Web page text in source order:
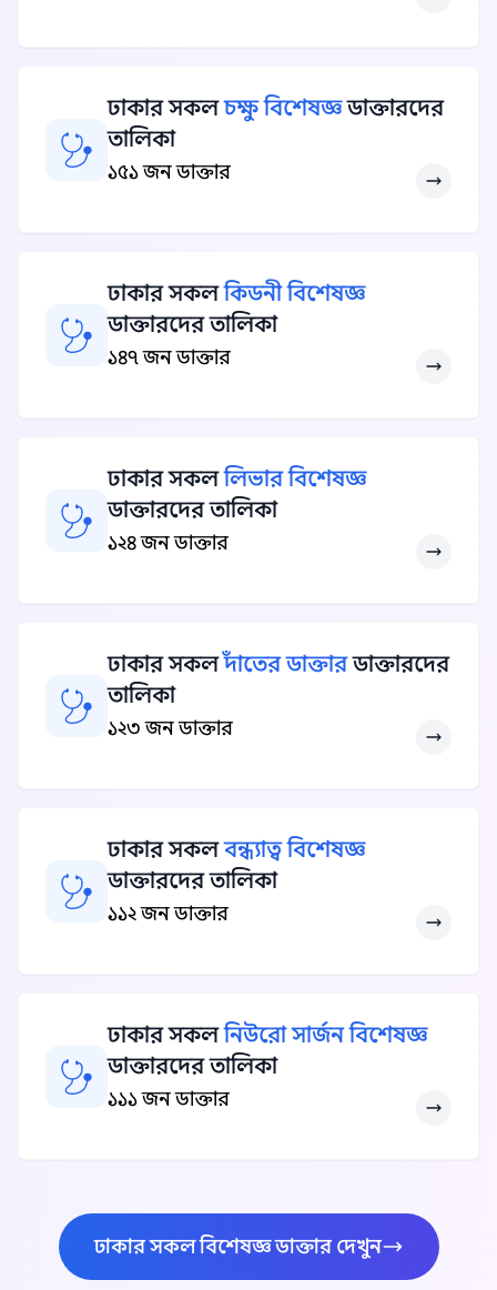
ঢাকার সকলচক্ষু বিশেষজ্ঞডাক্তারদের
তালিকা
১৫১ জন ডাক্তার
ঢাকার সকলকিডনী বিশেষজ্ঞ
ডাক্তারদের তালিকা
১৪৭ জন ডাক্তার
ঢাকার সকললিভার বিশেষজ্ঞ
ডাক্তারদের তালিকা
১২৪ জন ডাক্তার
ঢাকার সকলদাঁতের ডাক্তারডাক্তারদের
তালিকা
১২৩ জন ডাক্তার
ঢাকার সকলবন্ধ্যাত্ব বিশেষজ্ঞ
ডাক্তারদের তালিকা
১১২ জন ডাক্তার
ঢাকার সকলনিউরো সার্জন বিশেষজ্ঞ
ডাক্তারদের তালিকা
১১১ জন ডাক্তার
ঢাকার সকল বিশেষজ্ঞ ডাক্তার দেখুন